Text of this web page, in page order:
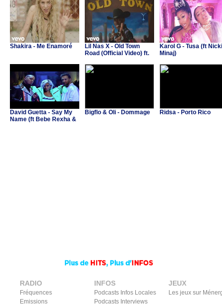
Shakira - Me Enamoré
Lil Nas X - Old Town
Road (Official Video) ft.
Karol G - Tusa (ft Nicki
Minaj)
David Guetta - Say My
Name (ft Bebe Rexha &
Bigflo & Oli - Dommage Ridsa - Porto Rico
RADIO
Fréquences
Emissions
INFOS
Podcasts Infos Locales
Podcasts Interviews
JEUX
Les jeux sur